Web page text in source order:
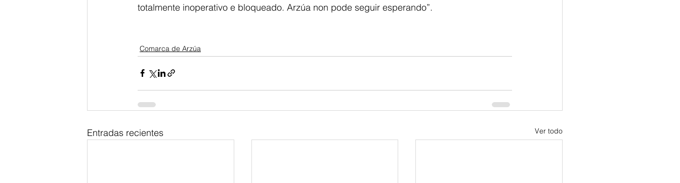
totalmente inoperativo e bloqueado. Arzúa non pode seguir esperando”.
Comarca de Arzúa
Entradas recientes Ver todo